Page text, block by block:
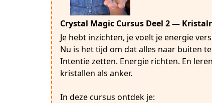
Crystal Magic Cursus Deel 2 —
Je hebt inzichten, je voelt je energie
Nu is het tijd om dat alles naar buiten
Intentie zetten. Energie richten. En
kristallen als anker.
In deze cursus ontdek je: